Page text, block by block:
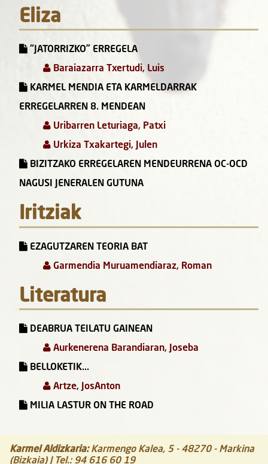
Eliza
“JATORRIZKO” ERREGELA
Baraiazarra Txertudi, Luis
KARMEL MENDIA ETA KARMELDARRAK
ERREGELARREN 8. MENDEAN
Uribarren Leturiaga, Patxi
Urkiza Txakartegi, Julen
BIZITZAKO ERREGELAREN MENDEURRENA OC-OCD
NAGUSI JENERALEN GUTUNA
Iritziak
EZAGUTZAREN TEORIA BAT
Garmendia Muruamendiaraz, Roman
Literatura
DEABRUA TEILATU GAINEAN
Aurkenerena Barandiaran, Joseba
BELLOKETIK...
Artze, JosAnton
MILIA LASTUR ON THE ROAD
Karmel Aldizkaria: Karmengo Kalea, 5 - 48270- Markina
(Bizkaia)| Tel.: 94 616 60 19